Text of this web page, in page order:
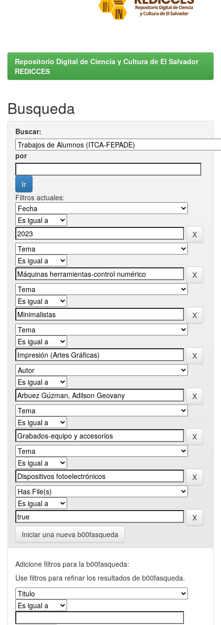
Repositorio Digital de Ciencia y Cultura de El Salvador
REDICCES
Busqueda
Buscar:
por
Filtros actuales:
Iniciar una nueva b00fasqueda
Adicione filtros para la b00fasqueda:
Use filtros para refinar los resultados de b00fasqueda.